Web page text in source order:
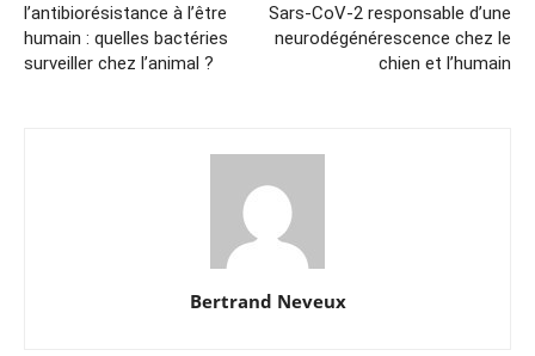
l’antibiorésistance à l’être
humain : quelles bactéries
surveiller chez l’animal ?
Sars-CoV-2 responsable d’une
neurodégénérescence chez le
chien et l’humain
Bertrand Neveux